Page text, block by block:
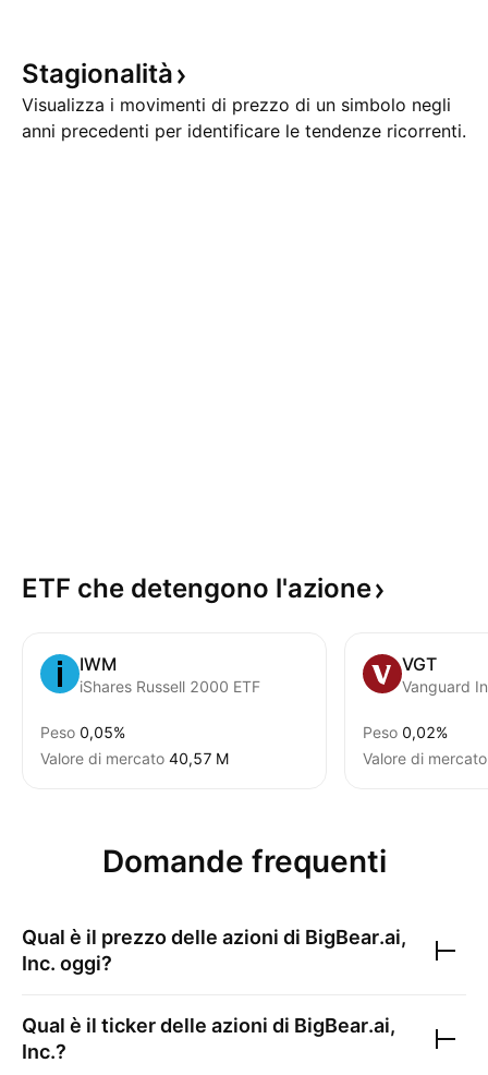
Stagionalità
Visualizza i movimenti di prezzo di un simbolo negli
anni precedenti per identificare le tendenze ricorrenti.
ETF che detengono l'azione
IWM
iShares Russell 2000 ETF
Peso 0,05%
Valore di mercato ‪40,57 M‬
VGT
Peso 0,02%
Valore di mercato
Domande frequenti
Qual è il prezzo delle azioni di BigBear.ai,
Inc. oggi?
Qual è il ticker delle azioni di BigBear.ai,
Inc.?